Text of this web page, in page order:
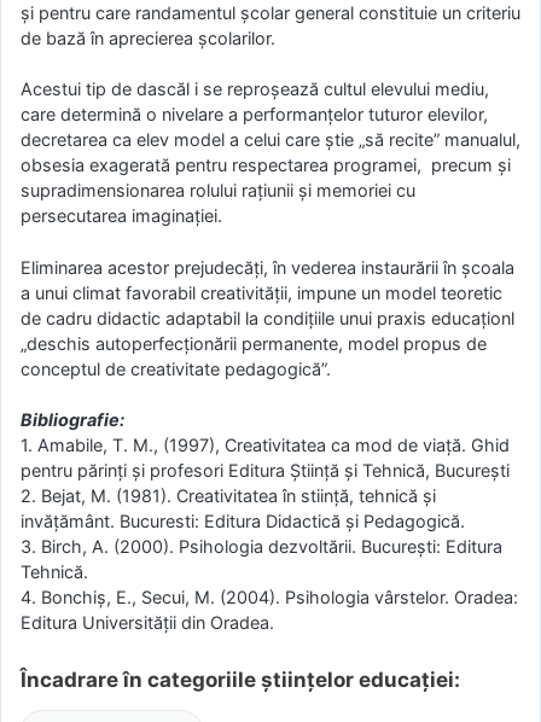
și pentru care randamentul școlar general constituie un criteriu
de bază în aprecierea școlarilor.
Acestui tip de dascăl i se reproșează cultul elevului mediu,
care determină o nivelare a performanțelor tuturor elevilor,
decretarea ca elev model a celui care știe „să recite” manualul,
obsesia exagerată pentru respectarea programei, precum și
supradimensionarea rolului rațiunii și memoriei cu
persecutarea imaginației.
Eliminarea acestor prejudecăți, în vederea instaurării în școala
a unui climat favorabil creativității, impune un model teoretic
de cadru didactic adaptabil la condițiile unui praxis educaționl
„deschis autoperfecționării permanente, model propus de
conceptul de creativitate pedagogică”.
Bibliografie:
1. Amabile, T. M., (1997), Creativitatea ca mod de viaţă. Ghid
pentru părinţi şi profesori Editura Ştiinţă şi Tehnică, Bucureşti
2. Bejat, M. (1981). Creativitatea în stiinţă, tehnică şi
invăţământ. Bucuresti: Editura Didactică şi Pedagogică.
3. Birch, A. (2000). Psihologia dezvoltării. Bucureşti: Editura
Tehnică.
4. Bonchiş, E., Secui, M. (2004). Psihologia vârstelor. Oradea:
Editura Universităţii din Oradea.
Încadrare în categoriile științelor educației: